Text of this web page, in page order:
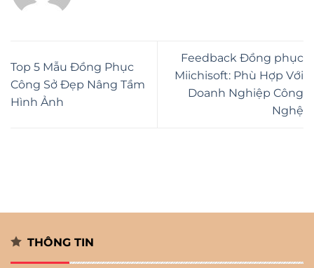
Top 5 Mẫu Đồng Phục
Công Sở Đẹp Nâng Tầm
Hình Ảnh
Feedback Đồng phục
Miichisoft: Phù Hợp Với
Doanh Nghiệp Công
Nghệ
THÔNG TIN